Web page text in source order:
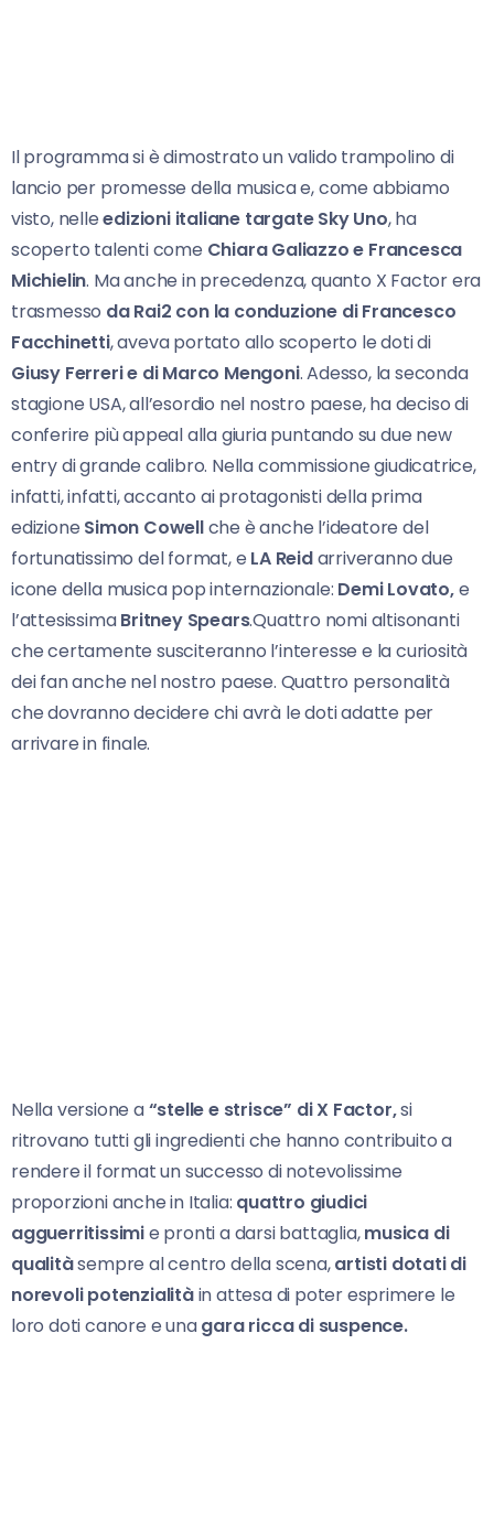
Il programma si è dimostrato un valido trampolino di
lancio per promesse della musica e, come abbiamo
visto, nelleedizioni italiane targate Sky Uno, ha
scoperto talenti come Chiara Galiazzo e Francesca
Michielin. Ma anche in precedenza, quanto X Factor era
trasmesso da Rai2 con la conduzione di Francesco
Facchinetti, aveva portato allo scoperto le doti di
Giusy Ferreri e di Marco Mengoni. Adesso, la seconda
stagione USA, all’esordio nel nostro paese, ha deciso di
conferire più appeal alla giuria puntando su due new
entry di grande calibro. Nella commissione giudicatrice,
infatti, infatti, accanto ai protagonisti della prima
edizione Simon Cowellche è anche l’ideatore del
fortunatissimo del format, e LA Reidarriveranno due
icone della musica pop internazionale: Demi Lovato,e
l’attesissimaBritney Spears.Quattro nomi altisonanti
che certamente susciteranno l’interesse e la curiosità
dei fan anche nel nostro paese. Quattro personalità
che dovranno decidere chi avrà le doti adatte per
arrivare in finale.
Nella versione a“stelle e strisce” di X Factor,si
ritrovano tutti gli ingredienti che hanno contribuito a
rendere il format un successo di notevolissime
proporzioni anche in Italia: quattro giudici
agguerritissimie pronti a darsi battaglia,musica di
qualitàsempre al centro della scena,artisti dotati di
norevoli potenzialitàin attesa di poter esprimere le
loro doti canore e unagara ricca di suspence.